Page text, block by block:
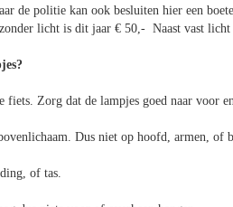
de politie kan ook besluiten hier een
licht is dit jaar € 50,- Naast vast licht
Zorg dat de lampjes goed naar voor
Dus niet op hoofd, armen, of
of tas.